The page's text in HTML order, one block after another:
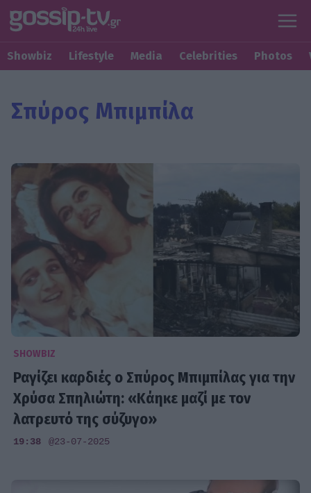
Showbiz Lifestyle Media Celebrities Photos
Σπύρος Μπιμπίλα
SHOWBIZ
Ραγίζει καρδιές ο Σπύρος Μπιμπίλας για την
Χρύσα Σπηλιώτη: «Κάηκε μαζί με τον
λατρευτό της σύζυγο»
19:38 @23-07-2025